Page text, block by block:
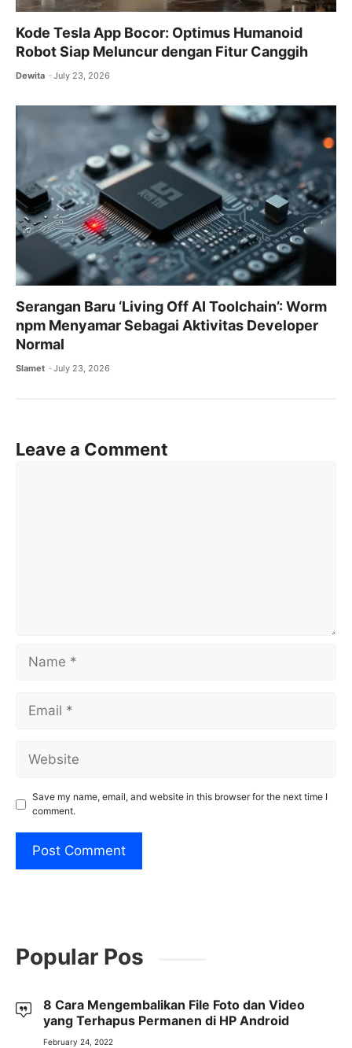
Kode Tesla App Bocor: Optimus Humanoid
Robot Siap Meluncur dengan Fitur Canggih
Dewita July 23, 2026
Serangan Baru ‘Living Off AI Toolchain’: Worm
npm Menyamar Sebagai Aktivitas Developer
Normal
Slamet July 23, 2026
Leave a Comment
Name
Email
Website
Save my name, email, and website in this browser for the next time I
comment.
Popular Pos
8 Cara Mengembalikan File Foto dan Video
yang Terhapus Permanen di HP Android
February 24, 2022